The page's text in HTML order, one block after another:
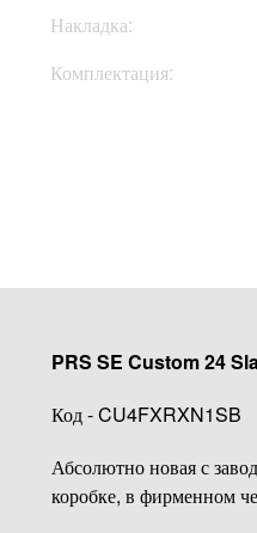
Накладка:
Комплектация:
PRS SE Custom 24
Код - CU4FXRXN1SB
Абсолютно новая с
коробке, в фирменном